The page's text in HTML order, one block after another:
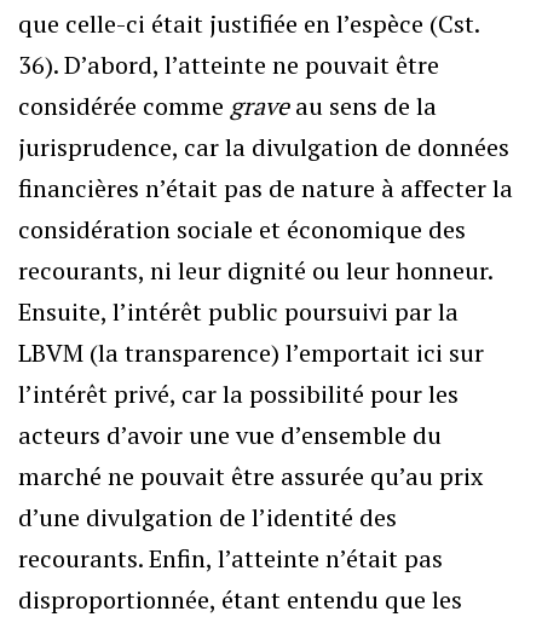
que celle-ci était justifiée en l’espèce (Cst.
36). D’abord, l’atteinte ne pouvait être
considérée comme graveau sens de la
jurisprudence, car la divulgation de données
financières n’était pas de nature à affecter la
considération sociale et économique des
recourants, ni leur dignité ou leur honneur.
Ensuite, l’intérêt public poursuivi par la
LBVM (la transparence) l’emportait ici sur
l’intérêt privé, car la possibilité pour les
acteurs d’avoir une vue d’ensemble du
marché ne pouvait être assurée qu’au prix
d’une divulgation de l’identité des
recourants. Enfin, l’atteinte n’était pas
disproportionnée, étant entendu que les